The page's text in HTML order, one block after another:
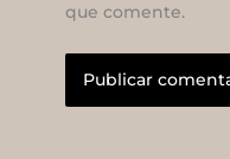
que comente.